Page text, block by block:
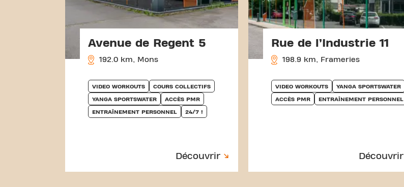
Avenue de Regent 5
192.0 km, Mons
VIDEO WORKOUTS COURS COLLECTIFS
YANGA SPORTSWATER ACCÈS PMR
ENTRAÎNEMENT PERSONNEL 24/7 !
Découvrir
Rue de l’Industrie 11
198.9 km, Frameries
VIDEO WORKOUTS YANGA SPORTSWATER
ACCÈS PMR ENTRAÎNEMENT PERSONNEL
Découvrir